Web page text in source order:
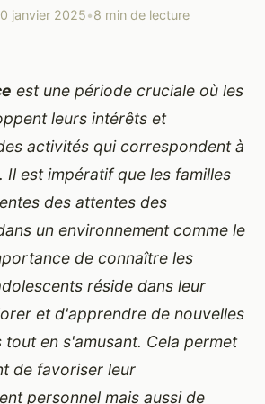
janvier 2025•8 min de lecture
est une période cruciale où les
leurs intérêts et
activités qui correspondent à
Il est impératif que les familles
des attentes des
un environnement comme le
de connaître les
réside dans leur
et d'apprendre de nouvelles
en s'amusant. Cela permet
de favoriser leur
personnel mais aussi de